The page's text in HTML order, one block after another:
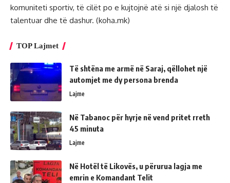
komuniteti sportiv, të cilët po e kujtojnë atë si një djalosh të
talentuar dhe të dashur. (koha.mk)
TOP Lajmet
Të shtëna me armë në Saraj, qëllohet një
automjet me dy persona brenda
Lajme
Në Tabanoc për hyrje në vend pritet rreth
45 minuta
Lajme
Në Hotël të Likovës, u përurua lagja me
emrin e Komandant Telit